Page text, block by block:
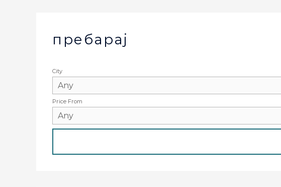
пребарај
City
Price From